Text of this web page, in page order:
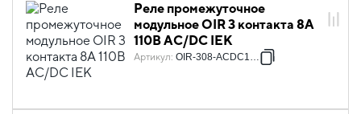
Реле промежуточное
модульное OIR 3 контакта 8А
110В AC/DC IEK
Артикул: OIR-308-ACDC110V